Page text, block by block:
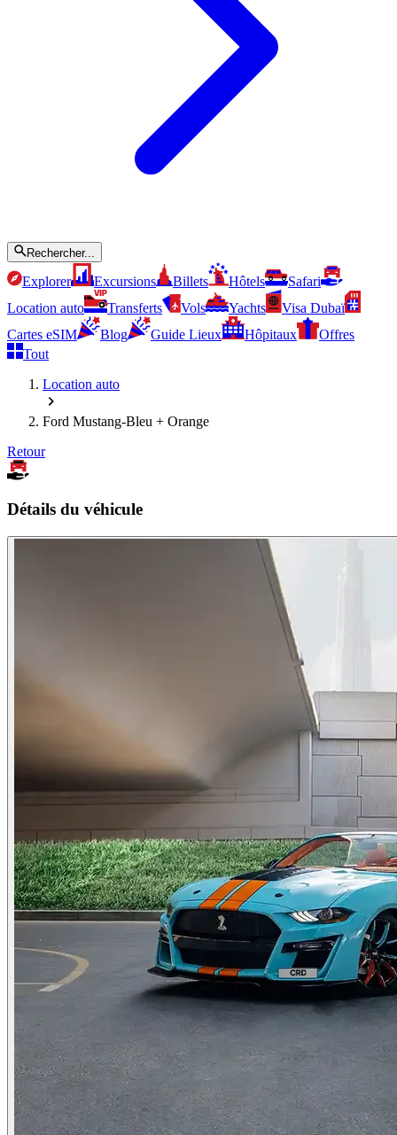
Rechercher...
Explorer Excursions Billets Hôtels
Safari
Location auto
Transferts Vols Yachts
Visa Dubaï
Cartes eSIM
Blog Guide Lieux Hôpitaux
Offres
Tout
Location auto
Ford Mustang-Bleu + Orange
Retour
Détails du véhicule